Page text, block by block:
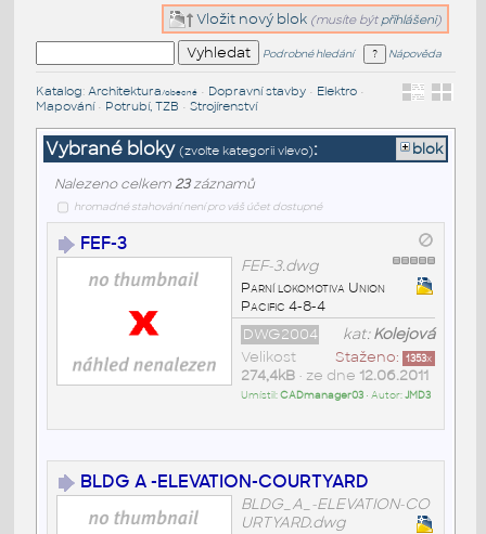
Vložit nový blok (musíte být přihlášeni)
Podrobné hledání Nápověda
Katalog: Architektura/obecné• Dopravní stavby• Elektro•
Mapování• Potrubí, TZB • Strojírenství
Vybrané bloky (zvolte kategorii vlevo): blok
Nalezeno celkem 23záznamů
hromadné stahování není pro váš účet dostupné
FEF-3
FEF-3.dwg
Parní lokomotiva Union
Pacific 4-8-4
kat:Kolejová
DWG2004
Staženo: 1353x
Velikost
274,4kB• ze dne 12.06.2011
Umístil:CADmanager03• Autor:JMD3
BLDG A -ELEVATION-COURTYARD
BLDG_A_-ELEVATION-CO
URTYARD.dwg